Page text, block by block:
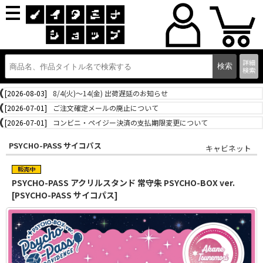
詳細
検索
[2026-08-03]
8/4(火)～14(金) 出荷遅延のお知らせ
[2026-07-01]
ご注文確定メールの廃止について
[2026-07-01]
コンビニ・ペイジー決済の支払期限変更について
PSYCHO-PASS サイコパス キャビネット
PSYCHO-PASS アクリルスタンド 常守朱 PSYCHO-BOX ver.
[PSYCHO-PASS サイコパス]